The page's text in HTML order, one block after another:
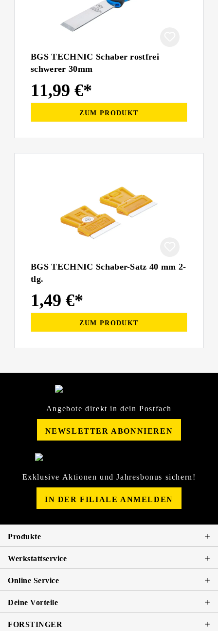
BGS TECHNIC Schaber rostfrei
schwerer 30mm
11,99 €*
ZUM PRODUKT
BGS TECHNIC Schaber-Satz 40 mm 2-
tlg.
1,49 €*
ZUM PRODUKT
Angebote direkt in dein Postfach
NEWSLETTER ABONNIEREN
Exklusive Aktionen und Jahresbonus sichern!
IN DER FILIALE ANMELDEN
Produkte
Werkstattservice
Online Service
Deine Vorteile
FORSTINGER